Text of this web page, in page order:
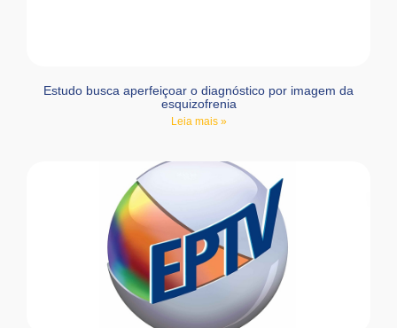
Estudo busca aperfeiçoar o diagnóstico por imagem da
esquizofrenia
Leia mais »